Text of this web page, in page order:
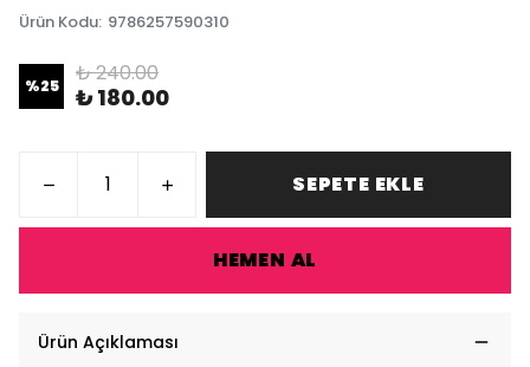
Ürün Kodu: 9786257590310
%25 ₺ 240.00
₺ 180.00
SEPETE EKLE
HEMEN AL
Ürün Açıklaması